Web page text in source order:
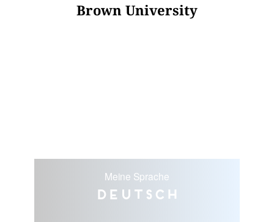
Brown University
Meine Sprache
Deutsch